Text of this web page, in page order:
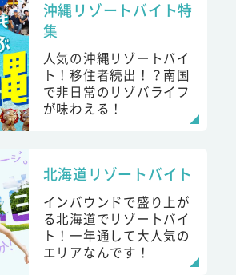
沖縄リゾートバイト特
集
人気の沖縄リゾートバイ
ト！移住者続出！？南国
で非日常のリゾバライフ
が味わえる！
北海道リゾートバイト
インバウンドで盛り上が
る北海道でリゾートバイ
ト！一年通して大人気の
エリアなんです！